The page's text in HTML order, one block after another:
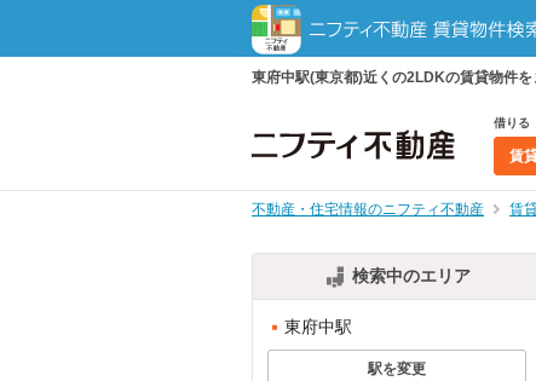
東府中駅(東京都)近くの2LDKの賃貸物件
借りる
賃
不動産・住宅情報のニフティ不動産 賃
検索中のエリア
東府中駅
駅を変更